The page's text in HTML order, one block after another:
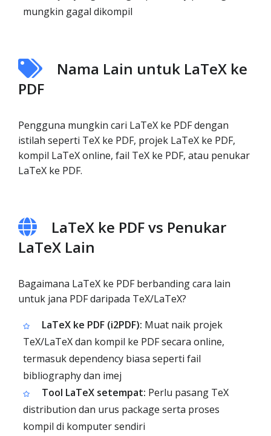
mungkin gagal dikompil
Nama Lain untuk LaTeX ke
PDF
Pengguna mungkin cari LaTeX ke PDF dengan
istilah seperti TeX ke PDF, projek LaTeX ke PDF,
kompil LaTeX online, fail TeX ke PDF, atau penukar
LaTeX ke PDF.
LaTeX ke PDF vs Penukar
LaTeX Lain
Bagaimana LaTeX ke PDF berbanding cara lain
untuk jana PDF daripada TeX/LaTeX?
LaTeX ke PDF (i2PDF): Muat naik projek
TeX/LaTeX dan kompil ke PDF secara online,
termasuk dependency biasa seperti fail
bibliography dan imej
Tool LaTeX setempat: Perlu pasang TeX
distribution dan urus package serta proses
kompil di komputer sendiri